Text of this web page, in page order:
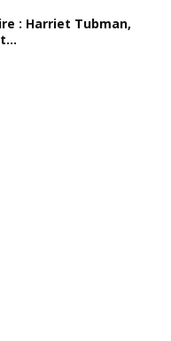
: Harriet Tubman,